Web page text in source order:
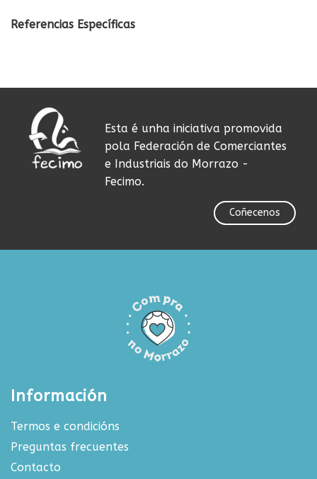
Referencias Específicas
Esta é unha iniciativa promovida
pola Federación de Comerciantes
e Industriais do Morrazo -
Fecimo.
Coñecenos
Información
Termos e condicións
Preguntas frecuentes
Contacto